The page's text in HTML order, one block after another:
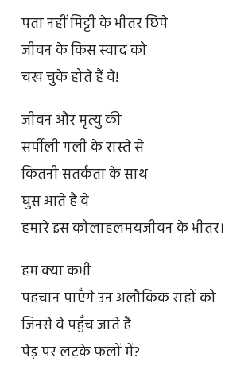
पता नहीं मिट्टी के भीतर छिपे
जीवन के किस स्वाद को
चख चुके होते हैं वे!
जीवन और मृत्यु की
सर्पीली गली के रास्ते से
कितनी सतर्कता के साथ
घुस आते हैं वे
हमारे इस कोलाहलमयजीवन के भीतर।
हम क्या कभी
पहचान पाएँगे उन अलौकिक राहों को
जिनसे वे पहुँच जाते हैं
पेड़ पर लटके फलों में?